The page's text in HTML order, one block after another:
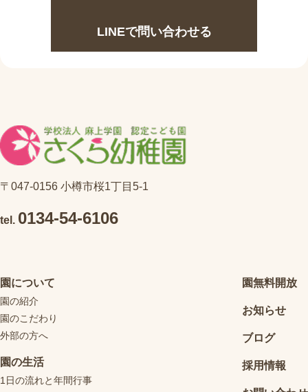
LINEで問い合わせる
〒047-0156 小樽市桜1丁目5-1
tel. 0134-54-6106
園について
園の紹介
園のこだわり
外部の方へ
園の生活
1日の流れと年間行事
園無料開放
お知らせ
ブログ
採用情報